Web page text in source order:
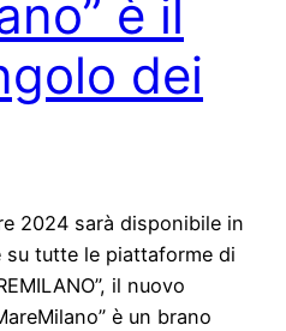
è il
dei
2024 sarà disponibile in
tutte le piattaforme di
il nuovo
è un brano